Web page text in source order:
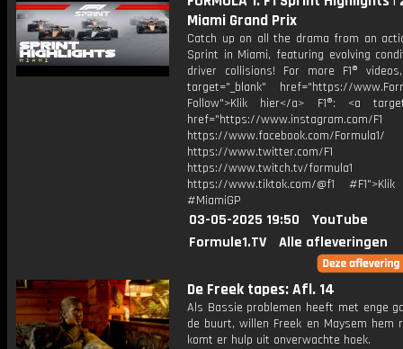
Miami Grand Prix
Catch up on all the drama from an
Sprint in Miami, featuring evolving
driver collisions! For more F1®
target="_blank" href="https://
Follow">Klik hier</a> F1®: <a
href="https://www.instagram.com/F1
https://www.facebook.com/Formula1/
https://www.twitter.com/F1
https://www.twitch.tv/formula1
https://www.tiktok.com/@f1
#MiamiGP
03-05-2025 19:50
YouTube
Formule1.TV
Alle afleveringen
De Freek tapes: Afl. 14
Als Bassie problemen heeft met enge
de buurt, willen Freek en Maysem hem
komt er hulp uit onverwachte hoek.